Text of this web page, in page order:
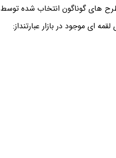
های گوناگون انتخاب شده توسط
ای موجود در بازار عبارتنداز: